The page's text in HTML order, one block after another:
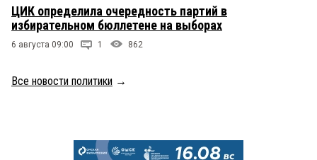
ЦИК определила очередность партий в
избирательном бюллетене на выборах
6 августа 09:00 1 862
Все новости политики →